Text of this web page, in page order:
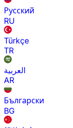
Русский
RU
Türkçe
TR
العربية
AR
Български
BG